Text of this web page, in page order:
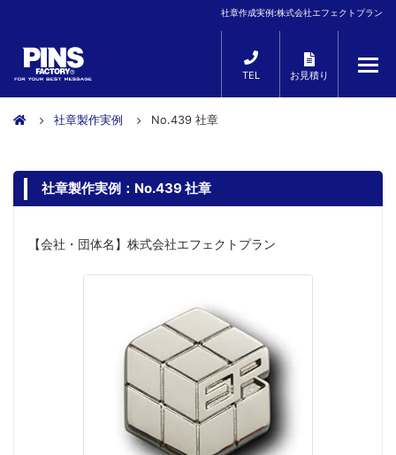
社章作成実例:株式会社エフェクトプラン
TEL お見積り
社章製作実例 No.439 社章
社章製作実例：No.439 社章
【会社・団体名】株式会社エフェクトプラン